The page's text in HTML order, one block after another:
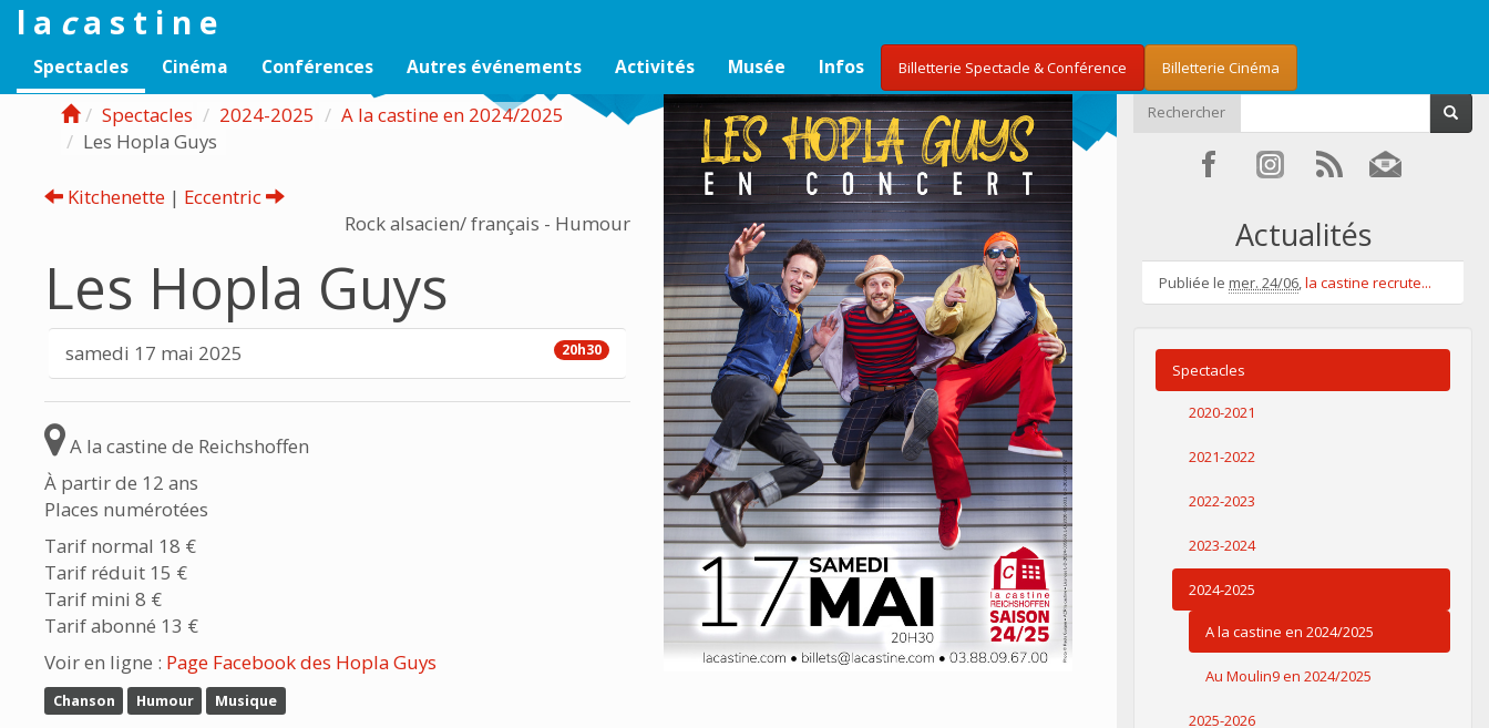
l a ca s t i n e
Spectacles Cinéma Conférences Autres événements Activités Musée Infos Billetterie Spectacle & Conférence Billetterie Cinéma
Spectacles 2024-2025
A la castine en 2024/2025
Les Hopla Guys
Kitchenette | Eccentric
Rock alsacien/ français - Humour
Les Hopla Guys
20h30
samedi 17 mai 2025
A la castine de Reichshoffen
À partir de 12 ans
Places numérotées
Tarif normal 18 €
Tarif réduit 15 €
Tarif mini 8 €
Tarif abonné 13 €
Voir en ligne : Page Facebook des Hopla Guys
Chanson Humour Musique
Rechercher
Actualités
Publiée le mer. 24/06,la castine recrute...
Spectacles
2020-2021
2021-2022
2022-2023
2023-2024
2024-2025
A la castine en 2024/2025
Au Moulin9 en 2024/2025
2025-2026